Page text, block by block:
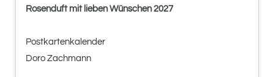
Rosenduft mit lieben Wünschen 2027
Postkartenkalender
Doro Zachmann